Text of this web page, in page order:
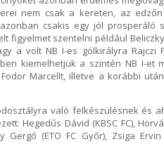
nem csak a kereten, az
csakis egy jól prosperáló
figyelmet szentelni például
a volt NB I-es gólkirályra Rajczi
kiemelhetjük a szintén NB I-et
Marcellt, illetve a korábbi
való felkészülésnek és
Hegedűs Dávid (KBSC FC),
(ETO FC Győr), Zsiga